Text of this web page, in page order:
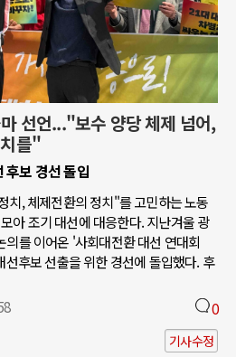
선언..."보수 양당 체제 넘어,
를"
보 경선 돌입
치, 체제전환의 정치"를 고민하는 노동
아 조기 대선에 대응한다. 지난겨울 광
의를 이어온 '사회대전환 대선 연대회
후보 선출을 위한 경선에 돌입했다. 후
0
기사수정